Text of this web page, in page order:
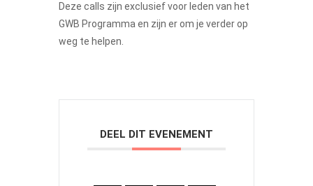
Deze calls zijn exclusief voor leden van het
GWB Programma en zijn er om je verder op
weg te helpen.
DEEL DIT EVENEMENT